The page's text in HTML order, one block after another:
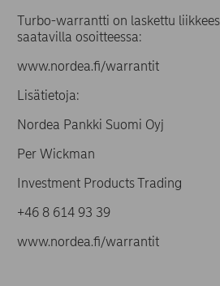
Turbo-warrantti on laskettu
saatavilla osoitteessa:
www.nordea.fi/warrantit
Lisätietoja:
Nordea Pankki Suomi Oyj
Per Wickman
Investment Products Trading
+46 8 614 93 39
www.nordea.fi/warrantit